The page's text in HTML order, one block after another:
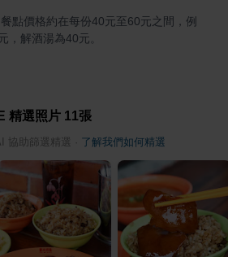
點價格約在每份40元至60元之間，例
，解酒湯為40元。
精選照片 11張
協助篩選精選 了解我們如何精選